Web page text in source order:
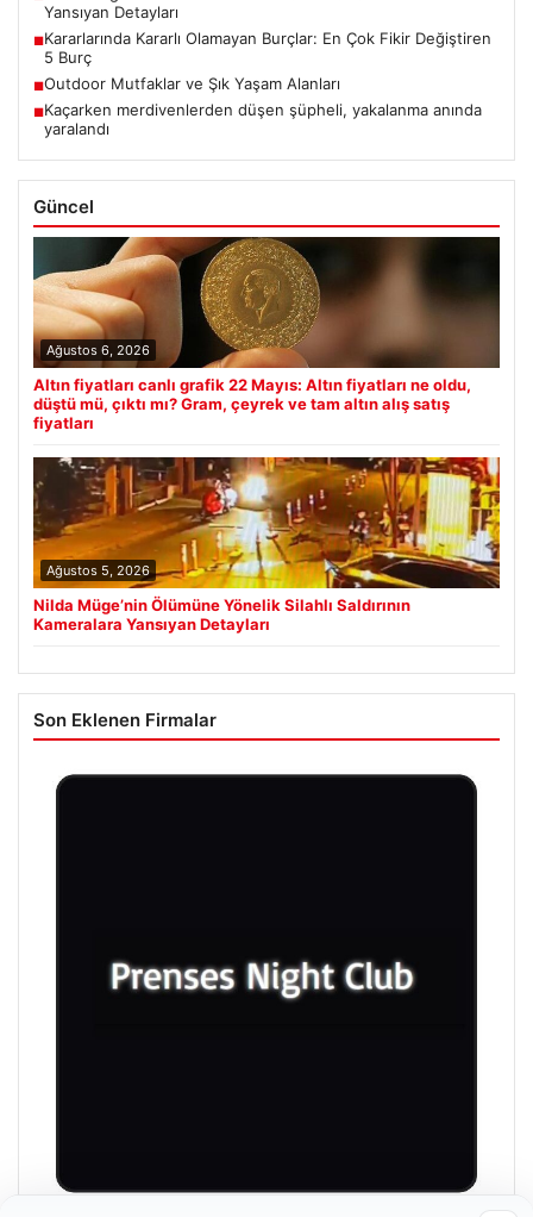
Yansıyan Detayları
■Kararlarında Kararlı Olamayan Burçlar: En Çok Fikir Değiştiren
5 Burç
■Outdoor Mutfaklar ve Şık Yaşam Alanları
■Kaçarken merdivenlerden düşen şüpheli, yakalanma anında
yaralandı
Güncel
Ağustos 6, 2026
Altın fiyatları canlı grafik 22 Mayıs: Altın fiyatları ne oldu,
düştü mü, çıktı mı? Gram, çeyrek ve tam altın alış satış
fiyatları
Ağustos 5, 2026
Nilda Müge’nin Ölümüne Yönelik Silahlı Saldırının
Kameralara Yansıyan Detayları
Son Eklenen Firmalar